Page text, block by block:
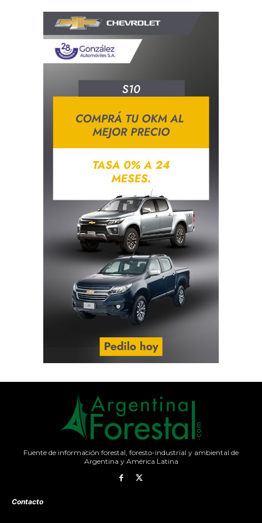
Fuente de información forestal, foresto-industrial y ambiental de
Argentina y América Latina
Contacto